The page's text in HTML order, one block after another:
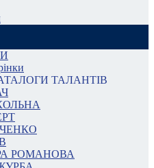
ТАЛАНТІВ
РОМАНОВА